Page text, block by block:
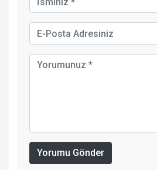
Yorumu Gönder